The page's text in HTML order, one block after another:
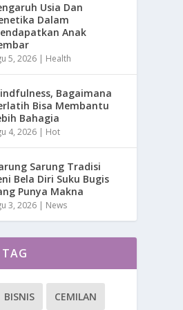
Usia Dan
Dalam
Anak
5, 2026 | Health
Bagaimana
Bisa Membantu
Bahagia
4, 2026 | Hot
Sarung Tradisi
Bela Diri Suku Bugis
Punya Makna
3, 2026 | News
BISNIS CEMILAN